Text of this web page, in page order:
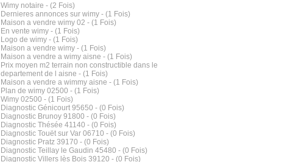
Wimy notaire - (2 Fois)
Dernieres annonces sur wimy - (1 Fois)
Maison a vendre wimy 02 - (1 Fois)
En vente wimy - (1 Fois)
Logo de wimy - (1 Fois)
Maison a vendre wimy - (1 Fois)
Maison a vendre a wimy aisne - (1 Fois)
Prix moyen m2 terrain non constructible dans le
departement de l aisne - (1 Fois)
Maison a vendre a wimmy aisne - (1 Fois)
Plan de wimy 02500 - (1 Fois)
Wimy 02500 - (1 Fois)
Diagnostic Génicourt 95650 - (0 Fois)
Diagnostic Brunoy 91800 - (0 Fois)
Diagnostic Thésée 41140 - (0 Fois)
Diagnostic Touët sur Var 06710 - (0 Fois)
Diagnostic Pratz 39170 - (0 Fois)
Diagnostic Teillay le Gaudin 45480 - (0 Fois)
Diagnostic Villers lès Bois 39120 - (0 Fois)